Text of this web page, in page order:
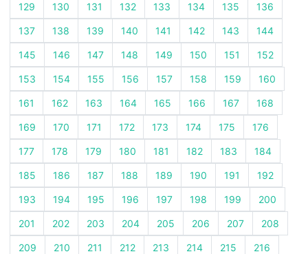
129 130 131 132 133 134 135 136
137 138 139 140 141 142 143 144
145 146 147 148 149 150 151 152
153 154 155 156 157 158 159 160
161 162 163 164 165 166 167 168
169 170 171 172 173 174 175 176
177 178 179 180 181 182 183 184
185 186 187 188 189 190 191 192
193 194 195 196 197 198 199 200
201 202 203 204 205 206 207 208
209 210 211 212 213 214 215 216